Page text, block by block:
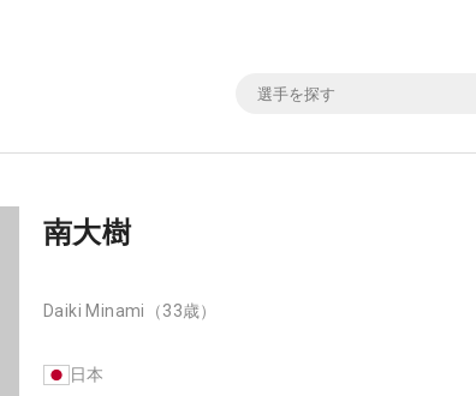
南大樹
Daiki Minami （33歳）
日本